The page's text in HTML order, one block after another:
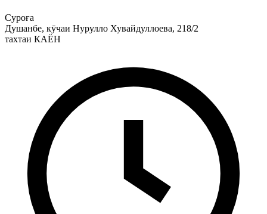
Суроға
Душанбе, кӯчаи Нурулло Хувайдуллоева, 218/2
тахтаи КАЁН